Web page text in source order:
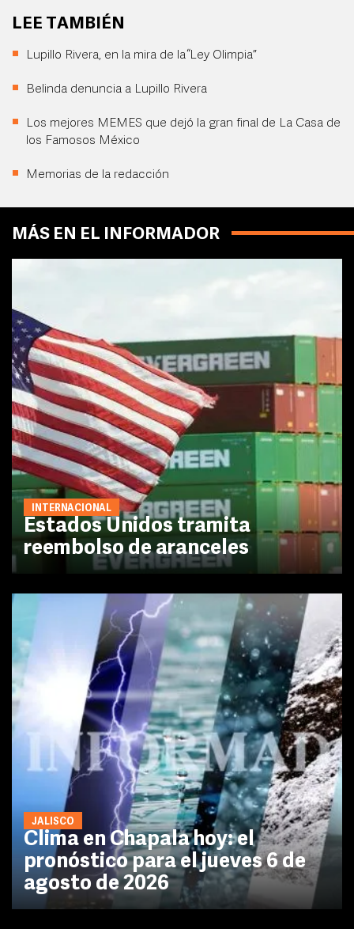
LEE TAMBIÉN
Lupillo Rivera, en la mira de la “Ley Olimpia”
Belinda denuncia a Lupillo Rivera
Los mejores MEMES que dejó la gran final de La Casa de
los Famosos México
Memorias de la redacción
MÁS EN EL INFORMADOR
INTERNACIONAL
Estados Unidos tramita
reembolso de aranceles
JALISCO
Clima en Chapala hoy: el
pronóstico para el jueves 6 de
agosto de 2026